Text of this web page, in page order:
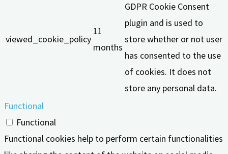
viewed_cookie_policy
11
months
GDPR Cookie Consent
plugin and is used to
store whether or not user
has consented to the use
of cookies. It does not
store any personal data.
Functional
Functional
Functional cookies help to perform certain functionalities